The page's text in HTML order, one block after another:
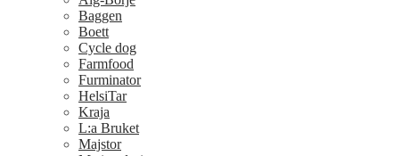
Baggen
Boett
Cycle dog
Farmfood
Furminator
HelsiTar
Kraja
L:a Bruket
Majstor